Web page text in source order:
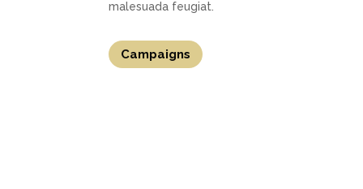
malesuada feugiat.
Campaigns